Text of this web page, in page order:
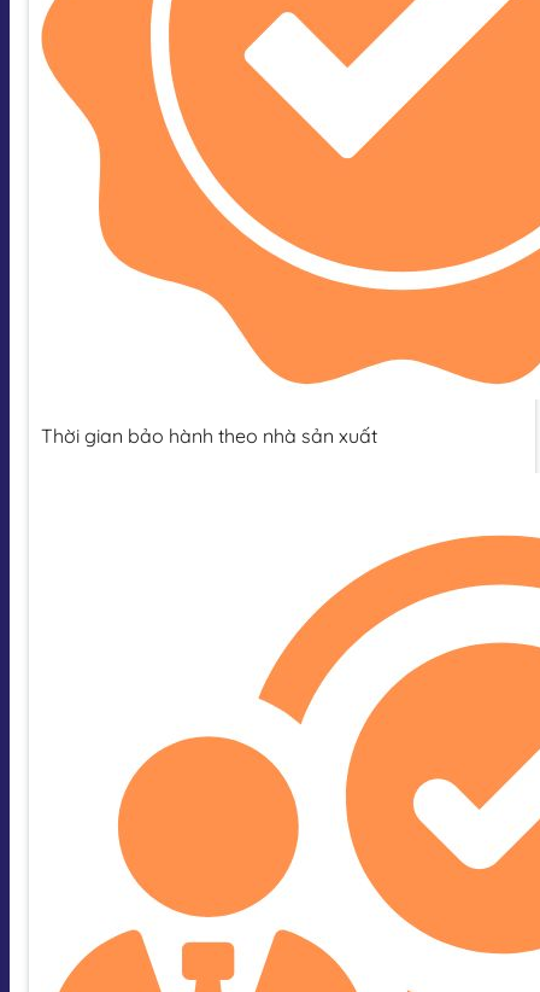
Thời gian bảo hành theo nhà sản xuất